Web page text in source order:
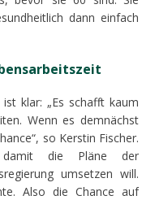
dann einfach
klar: „Es schafft kaum
Wenn es demnächst
so Kerstin Fischer.
damit die Pläne der
umsetzen will.
Also die Chance auf